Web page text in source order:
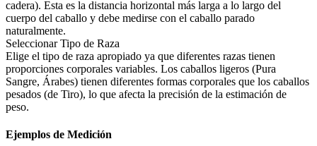
cadera). Esta es la distancia horizontal más larga a lo largo del
cuerpo del caballo y debe medirse con el caballo parado
naturalmente.
Seleccionar Tipo de Raza
Elige el tipo de raza apropiado ya que diferentes razas tienen
proporciones corporales variables. Los caballos ligeros (Pura
Sangre, Árabes) tienen diferentes formas corporales que los caballos
pesados (de Tiro), lo que afecta la precisión de la estimación de
peso.
Ejemplos de Medición